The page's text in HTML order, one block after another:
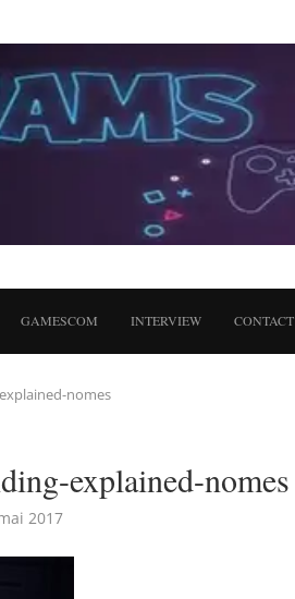
GAMESCOM INTERVIEW CONTACT
nomes
explained-nomes
2017